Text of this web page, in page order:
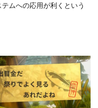
ムへの応用が利くという